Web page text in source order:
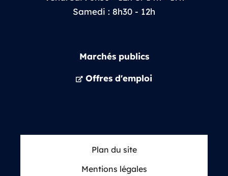
Samedi : 8h30 - 12h
Marchés publics
Offres d'emploi
Plan du site
Mentions légales